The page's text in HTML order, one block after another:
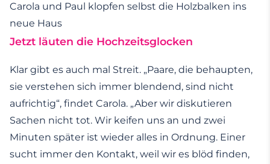
Carola und Paul klopfen selbst die Holzbalken ins
neue Haus
Jetzt läuten die Hochzeitsglocken
Klar gibt es auch mal Streit. „Paare, die behaupten,
sie verstehen sich immer blendend, sind nicht
aufrichtig“, findet Carola. „Aber wir diskutieren
Sachen nicht tot. Wir keifen uns an und zwei
Minuten später ist wieder alles in Ordnung. Einer
sucht immer den Kontakt, weil wir es blöd finden,